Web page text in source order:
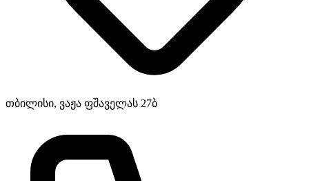
თბილისი, ვაჟა ფშაველას 27ბ